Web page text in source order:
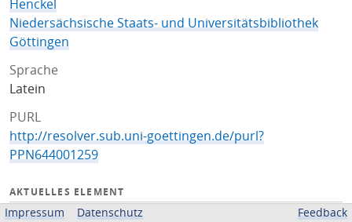
Henckel
Niedersächsische Staats- und Universitätsbibliothek
Göttingen
Sprache
Latein
PURL
http://resolver.sub.uni-goettingen.de/purl?
PPN644001259
AKTUELLES ELEMENT
Impressum Datenschutz Feedback